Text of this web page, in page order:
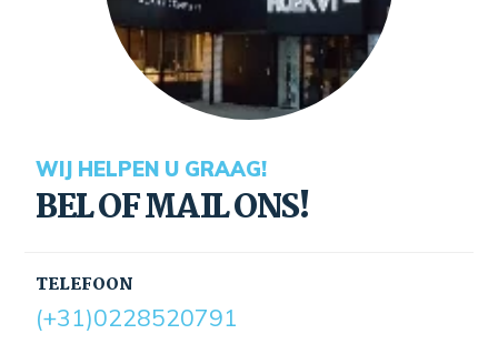
WIJ HELPEN U GRAAG!
BEL OF MAIL ONS!
TELEFOON
(+31)0228520791